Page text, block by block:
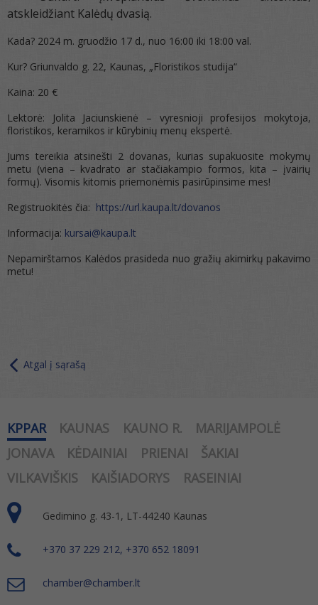
atskleidžiant Kalėdų dvasią.
Kada? 2024 m. gruodžio 17 d., nuo 16:00 iki 18:00 val.
Kur? Griunvaldo g. 22, Kaunas, „Floristikos studija“
Kaina: 20 €
Lektorė: Jolita Jaciunskienė – vyresnioji profesijos mokytoja,
floristikos, keramikos ir kūrybinių menų ekspertė.
Jums tereikia atsinešti 2 dovanas, kurias supakuosite mokymų
metu (viena – kvadrato ar stačiakampio formos, kita – įvairių
formų). Visomis kitomis priemonėmis pasirūpinsime mes!
Registruokitės čia: https://url.kaupa.lt/dovanos
Informacija: kursai@kaupa.lt
Nepamirštamos Kalėdos prasideda nuo gražių akimirkų pakavimo
metu!
Atgal į sąrašą
KPPAR KAUNAS KAUNO R.
MARIJAMPOLĖ
JONAVA
KĖDAINIAI PRIENAI
ŠAKIAI
VILKAVIŠKIS
KAIŠIADORYS RASEINIAI
Gedimino g. 43-1, LT-44240 Kaunas
+370 37 229 212, +370 652 18091
chamber@chamber.lt